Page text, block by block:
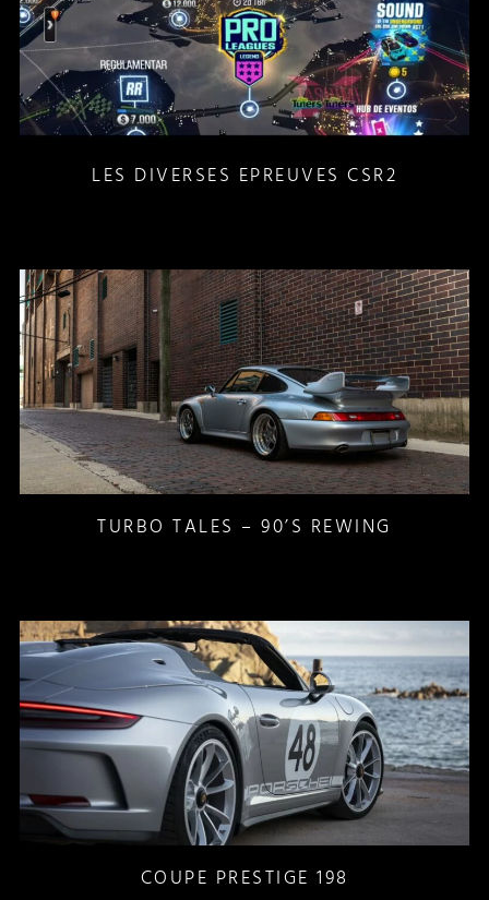
LES DIVERSES EPREUVES CSR2
TURBO TALES – 90’S REWING
COUPE PRESTIGE 198